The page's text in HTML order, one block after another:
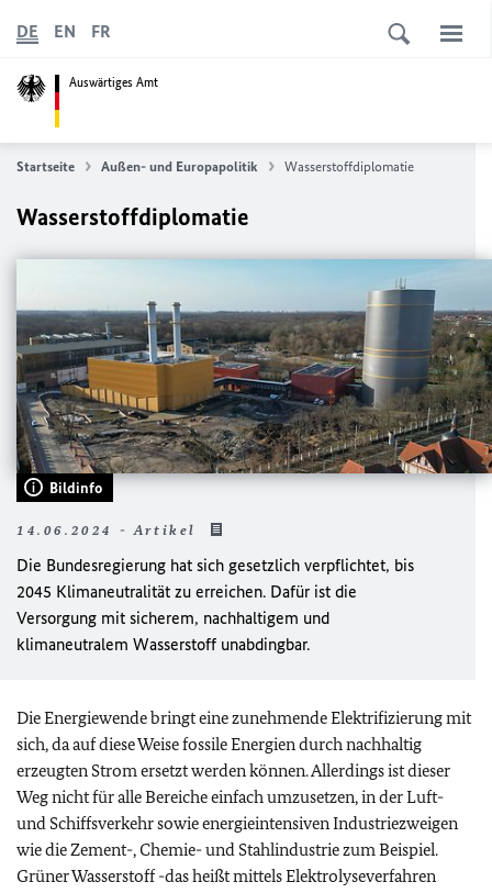
Auswärtiges Amt
DE EN FR
Startseite Außen- und Europapolitik Wasserstoffdiplomatie
Wasserstoffdiplomatie
Bildinfo
14.06.2024 - Artikel
Die Bundesregierung hat sich gesetzlich verpflichtet, bis
2045 Klimaneutralität zu erreichen. Dafür ist die
Versorgung mit sicherem, nachhaltigem und
klimaneutralem Wasserstoff unabdingbar.
Die Energiewende bringt eine zunehmende Elektrifizierung mit
sich, da auf diese Weise fossile Energien durch nachhaltig
erzeugten Strom ersetzt werden können. Allerdings ist dieser
Weg nicht für alle Bereiche einfach umzusetzen, in der Luft-
und Schiffsverkehr sowie energieintensiven Industriezweigen
wie die Zement-, Chemie- und Stahlindustrie zum Beispiel.
Grüner Wasserstoff -das heißt mittels Elektrolyseverfahren